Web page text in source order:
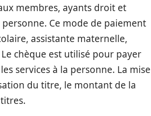
membres, ayants droit et
Ce mode de paiement
assistante maternelle,
chèque est utilisé pour payer
services à la personne. La mise
du titre, le montant de la